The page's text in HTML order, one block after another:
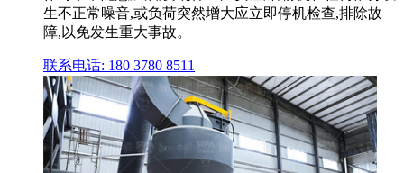
生不正常噪音,或负荷突然增大应立即停机检查,排除故
障,以免发生重大事故。
联系电话: 180 3780 8511